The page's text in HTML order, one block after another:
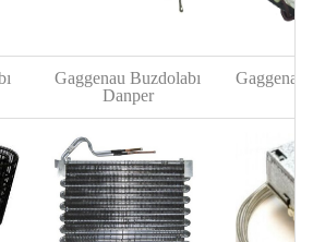
Gaggenau Buzdolabı
Danper
Gaggenau